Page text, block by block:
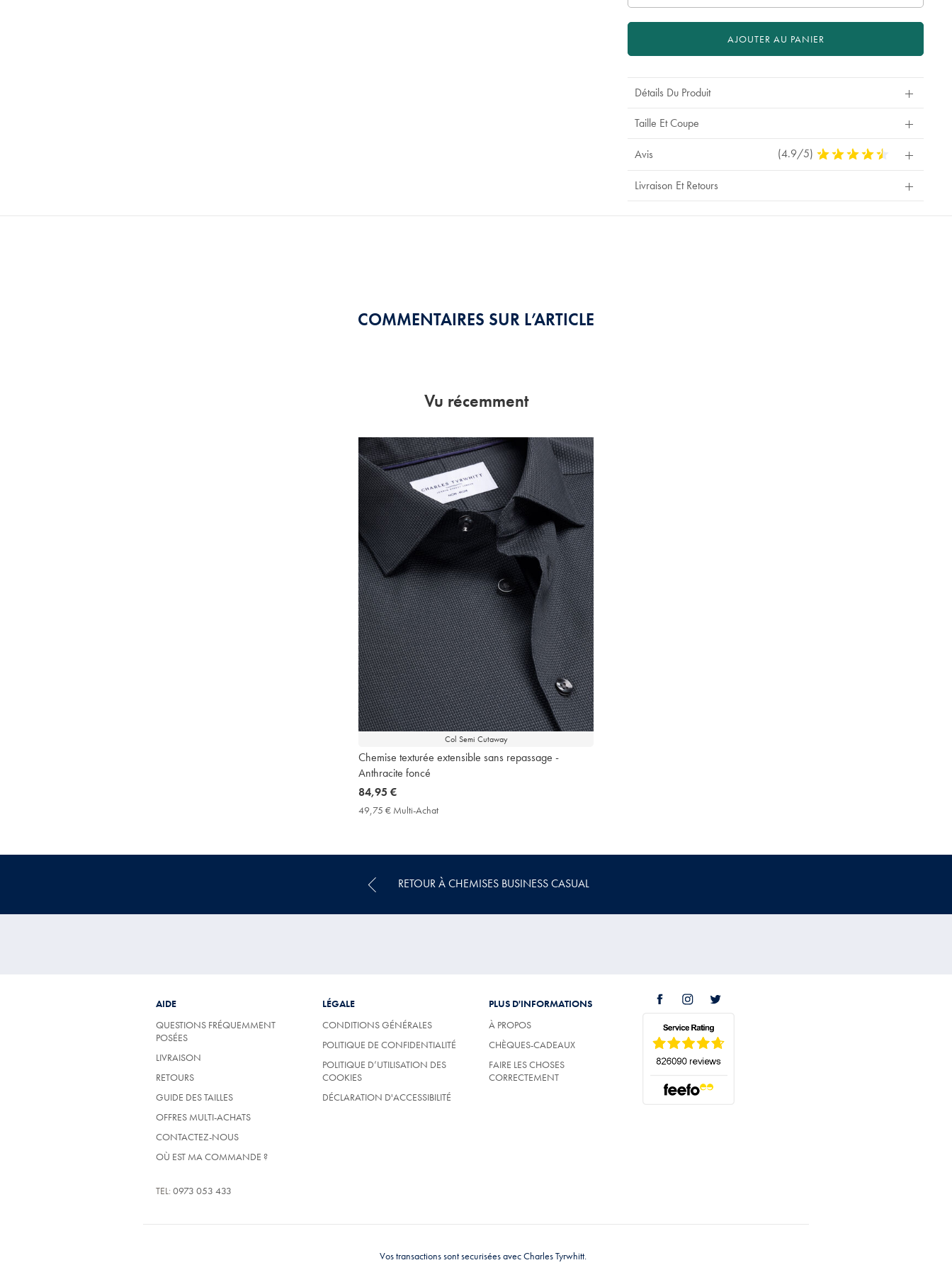
AJOUTER AU PANIER
Détails Du Produit
Taille Et Coupe
Avis (4.9/5) 4,9
Stars
Livraison Et Retours
COMMENTAIRES SUR L’ARTICLE
Vu récemment
Col Semi Cutaway
Chemise texturée extensible sans repassage -
Anthracite foncé
now
84,95
84,95 €
49,75 € Multi-Achat
RETOUR À CHEMISES BUSINESS CASUAL
AIDE
QUESTIONS FRÉQUEMMENT
POSÉES
LIVRAISON
RETOURS
GUIDE DES TAILLES
OFFRES MULTI-ACHATS
CONTACTEZ-NOUS
OÙ EST MA COMMANDE ?
TEL: 0973 053 433
LÉGALE
CONDITIONS GÉNÉRALES
POLITIQUE DE CONFIDENTIALITÉ
POLITIQUE D’UTILISATION DES
COOKIES
DÉCLARATION D'ACCESSIBILITÉ
PLUS D'INFORMATIONS
À PROPOS
CHÈQUES-CADEAUX
FAIRE LES CHOSES
CORRECTEMENT
Vos transactions sont securisées avec Charles Tyrwhitt.